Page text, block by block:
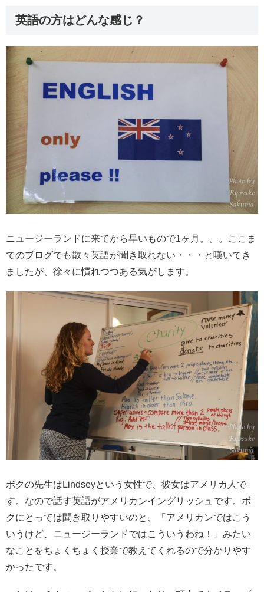
英語の方はどんな感じ？
ニュージーランドに来てから早いもので1ヶ月。。。ここま
でのブログでも散々英語が聞き取れない・・・と嘆いてき
ましたが、徐々に慣れつつある気がします。
ボクの先生はLindseyという女性で、彼女はアメリカ人で
す。なので話す英語がアメリカンイングリッシュです。ボ
クにとっては聞き取りやすいのと、「アメリカンではこう
いうけど、ニュージーランドではこういうわね！」みたい
なことをちょくちょく授業で教えてくれるので分かりやす
かったです。